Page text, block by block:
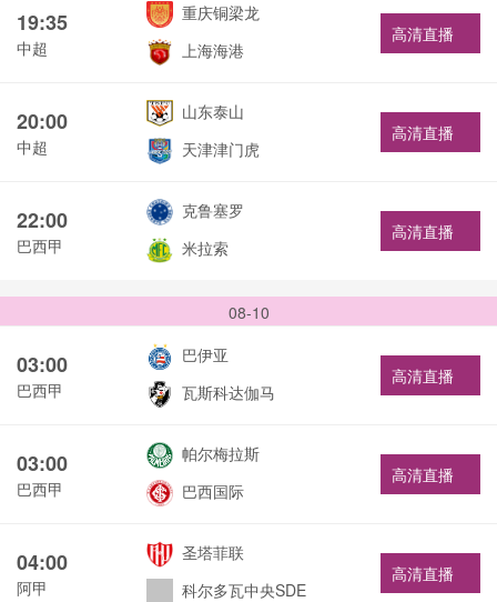
19:35
中超
重庆铜梁龙
上海海港
高清直播
20:00
中超
山东泰山
天津津门虎
高清直播
22:00
巴西甲
克鲁塞罗
米拉索
高清直播
08-10
03:00
巴西甲
巴伊亚
瓦斯科达伽马
高清直播
03:00
巴西甲
帕尔梅拉斯
巴西国际
高清直播
04:00
阿甲
圣塔菲联
科尔多瓦中央SDE
高清直播